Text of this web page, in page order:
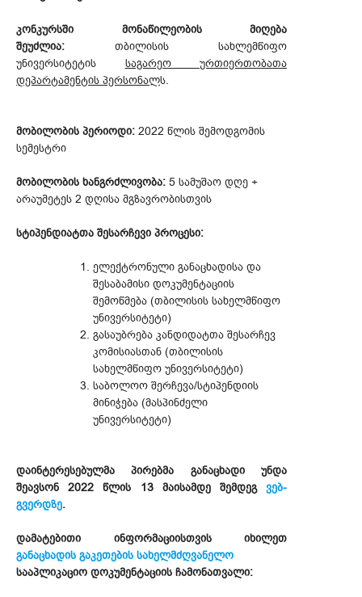
კონკურსში მონაწილეობის მიღება
შეუძლია: თბილისის სახლემწიფო
უნივერსიტეტის საგარეო ურთიერთობათა
დეპარტამენტის პერსონალს.
მობილობის პერიოდი: 2022 წლის შემოდგომის
სემესტრი
მობილობის ხანგრძლივობა: 5 სამუშაო დღე +
არაუმეტეს 2 დღისა მგზავრობისთვის
სტიპენდიატთა შესარჩევი პროცესი:
ელექტრონული განაცხადისა და
შესაბამისი დოკუმენტაციის
შემოწმება (თბილისის სახელმწიფო
უნივერსიტეტი)
გასაუბრება კანდიდატთა შესარჩევ
კომისიასთან (თბილისის
სახელმწიფო უნივერსიტეტი)
საბოლოო შერჩევა/სტიპენდიის
მინიჭება (მასპინძელი
უნივერსიტეტი)
დაინტერესებულმა პირებმა განაცხადი უნდა
შეავსონ 2022 წლის 13 მაისამდე შემდეგ ვებ-
გვერდზე.
დამატებითი ინფორმაციისთვის იხილეთ
განაცხადის გაკეთების სახელმძღვანელო
სააპლიკაციო დოკუმენტაციის ჩამონათვალი: